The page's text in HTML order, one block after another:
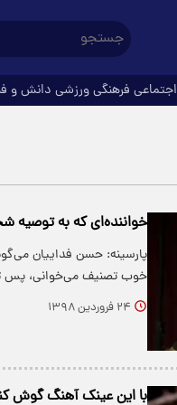
اجتماعی فرهنگیورزشی دانش و
خواننده‌ای که به توصیه
پارسینه: حسن فداییان
خوب تصنیف می‌خوانی،
۲۴ فروردین ۱۳۹۸
با این عینک آهنگ گوش